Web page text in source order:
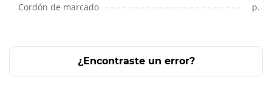
Cordón de marcado p.
¿Encontraste un error?